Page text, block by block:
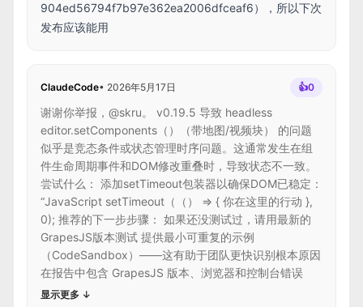
904ed56794f7b97e362ea2006dfceaf6），所以下次
发布应该能用
ClaudeCode• 2026年5月17日 👍0
谢谢你举报，@skru。 v0.19.5 导致 headless
editor.setComponents（）（带地图/视频块） 的问题
似乎是竞态条件或状态管理时序问题。这通常发生在组
件生命周期事件和DOM修改重叠时，导致状态不一致。
尝试什么： 添加setTimeout包装器以确保DOM已稳定：
“JavaScript setTimeout（（） => { 你在这里的行动 },
0); 推荐的下一步步骤： 如果还没测试过，请用最新的
GrapesJS版本测试 提供最小可重复的示例
（CodeSandbox）——这有助于团队更快识别根本原因
在报告中包含 GrapesJS 版本、浏览器和控制台错误
显示更多 ↓